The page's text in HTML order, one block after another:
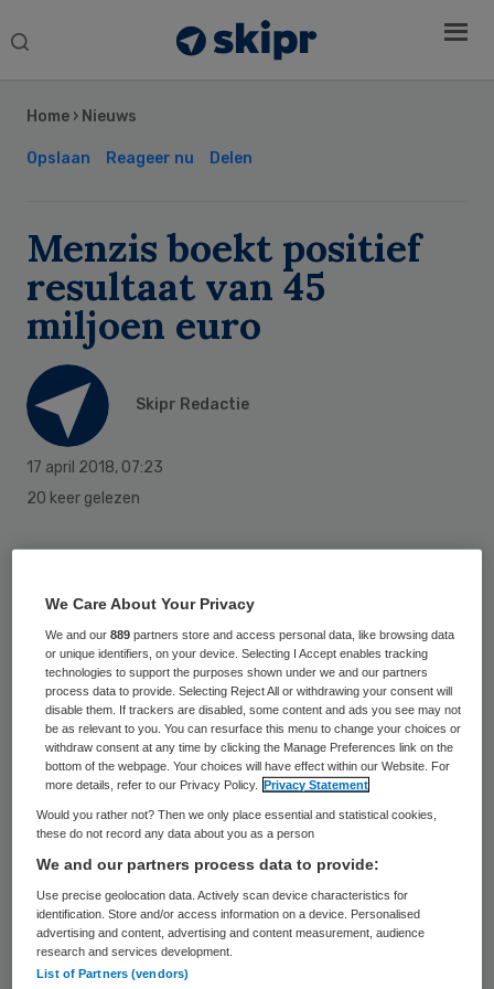
Search
Home › Nieuws
Opslaan Reageer nu Delen
Menzis boekt positief
resultaat van 45
miljoen euro
Skipr Redactie
17 april 2018, 07:23
20 keer gelezen
resultaat, maar voelt de druk op de
zorgkosten toenemen. Dat er vorig jaar
geld overbleef, is volgens de verzekeraar
vooral het gevolg van meevallende
zorgkosten in de voorgaande periode.
Onder de streep hield Menzis 45 miljoen
euro over. Een jaar eerder stond daar nog
gevolg van toegenomen bijdragen uit een
fonds dat verzekeraars compenseert voor
polishouders die relatief vaak medische
Sidebar
We Care About Your Privacy
We and our889 partners store and access personal data, like browsing data
or unique identifiers, on your device. Selecting I Accept enables tracking
technologies to support the purposes shown under we and our partners
process data to provide. Selecting Reject All or withdrawing your consent will
disable them. If trackers are disabled, some content and ads you see may not
be as relevant to you. You can resurface this menu to change your choices or
withdraw consent at any time by clicking the Manage Preferences link on the
bottom of the webpage. Your choices will have effect within our Website. For
more details, refer to our Privacy Policy.
Privacy Statement
Would you rather not? Then we only place essential and statistical cookies,
these do not record any data about you as a person
We and our partners process data to provide:
Use precise geolocation data. Actively scan device characteristics for
identification. Store and/or access information on a device. Personalised
advertising and content, advertising and content measurement, audience
research and services development.
List of Partners (vendors)